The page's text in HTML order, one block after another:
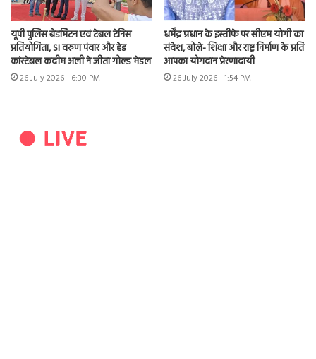
यूपी पुलिस बैडमिंटन एवं टेबल टेनिस
प्रतियोगिता, SI वरुण पंवार और हेड
कांस्टेबल कदीम अली ने जीता गोल्ड मेडल
26 July 2026 - 6:30 PM
धर्मेंद्र प्रधान के इस्तीफे पर सीएम योगी का
संदेश, बोले- शिक्षा और राष्ट्र निर्माण के प्रति
आपका योगदान प्रेरणादायी
26 July 2026 - 1:54 PM